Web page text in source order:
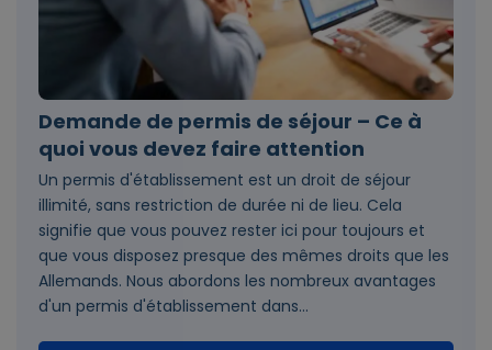
Demande de permis de séjour – Ce à
quoi vous devez faire attention
Un permis d'établissement est un droit de séjour
illimité, sans restriction de durée ni de lieu. Cela
signifie que vous pouvez rester ici pour toujours et
que vous disposez presque des mêmes droits que les
Allemands. Nous abordons les nombreux avantages
d'un permis d'établissement dans...